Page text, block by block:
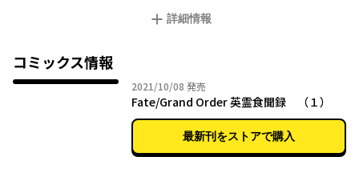
詳細情報
コミックス情報
2021/10/08 2021年10月08日
発売
Fate/Grand Order 英霊食聞録 （１）
最新刊をストアで購入